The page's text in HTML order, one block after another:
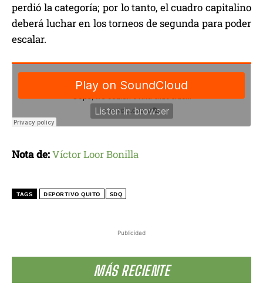
Publicidad
MÁS RECIENTE
perdió la categoría; por lo tanto, el cuadro capitalino
deberá luchar en los torneos de segunda para poder
escalar.
Nota de:Víctor Loor Bonilla
TAGS DEPORTIVO QUITO SDQ